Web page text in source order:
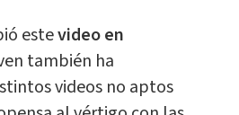
estevideo en
también ha
videos no aptos